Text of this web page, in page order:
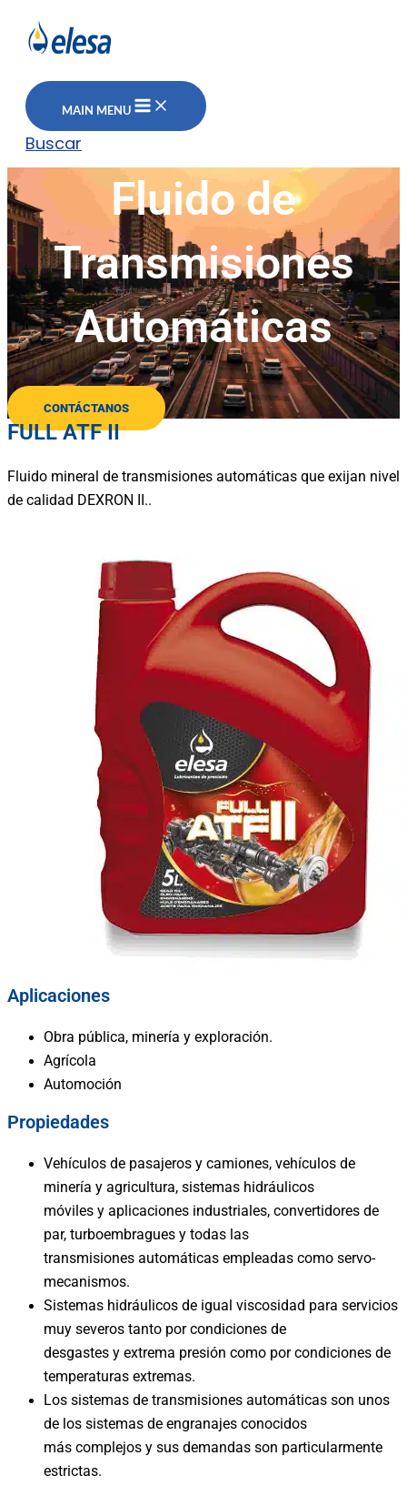
MAIN MENU
Buscar
Fluido de
Transmisiones
Automáticas
CONTÁCTANOS
FULL ATF II
Fluido mineral de transmisiones automáticas que exijan nivel
de calidad DEXRON II..
Aplicaciones
Obra pública, minería y exploración.
Agrícola
Automoción
Propiedades
Vehículos de pasajeros y camiones, vehículos de
minería y agricultura, sistemas hidráulicos
móviles y aplicaciones industriales, convertidores de
par, turboembragues y todas las
transmisiones automáticas empleadas como servo-
mecanismos.
Sistemas hidráulicos de igual viscosidad para servicios
muy severos tanto por condiciones de
desgastes y extrema presión como por condiciones de
temperaturas extremas.
Los sistemas de transmisiones automáticas son unos
de los sistemas de engranajes conocidos
más complejos y sus demandas son particularmente
estrictas.